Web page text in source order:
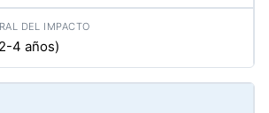
4 años)